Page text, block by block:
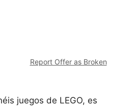
Report Offer as Broken
juegos de LEGO, es